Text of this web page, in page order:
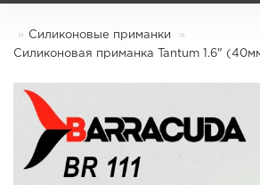
Силиконовые приманки
Силиконовая приманка Tantum 1.6"